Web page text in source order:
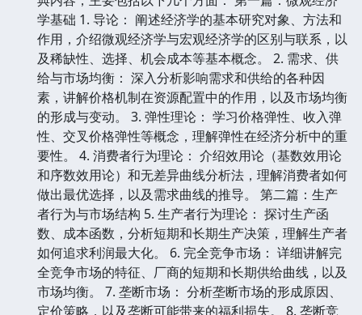
学基础 1. 导论： 阐述经济学的基本研究对象、方法和
作用，介绍微观经济学与宏观经济学的区别与联系，以
及稀缺性、选择、机会成本等基本概念。 2. 需求、供
给与市场均衡： 深入分析影响需求和供给的各种因
素，讲解价格机制在资源配置中的作用，以及市场均衡
的形成与变动。 3. 弹性理论： 学习价格弹性、收入弹
性、交叉价格弹性等概念，理解弹性在经济分析中的重
要性。 4. 消费者行为理论： 介绍效用论（基数效用论
和序数效用论）和无差异曲线分析法，理解消费者如何
做出最优选择，以及需求曲线的推导。 第二篇：生产
者行为与市场结构 5. 生产者行为理论： 探讨生产函
数、成本函数，分析短期和长期生产决策，理解生产者
如何追求利润最大化。 6. 完全竞争市场： 详细讲解完
全竞争市场的特征、厂商的短期和长期供给曲线，以及
市场均衡。 7. 垄断市场： 分析垄断市场的形成原因、
定价策略，以及垄断可能带来的福利损失。 8. 垄断竞